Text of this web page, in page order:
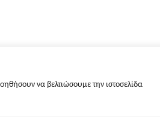
να βελτιώσουμε την ιστοσελίδα